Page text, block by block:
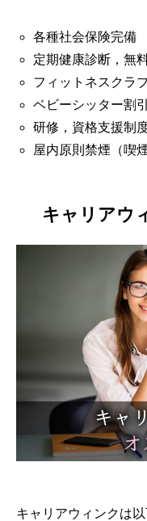
各種社会保険完備
定期健康診断，無
フィットネスクラブ
ベビーシッター割
研修，資格支援制
屋内原則禁煙（喫
キャリアウ
キャリアウィンクは